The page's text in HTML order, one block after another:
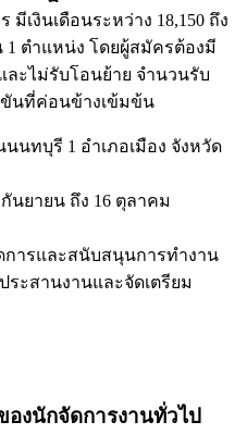
เงินเดือนระหว่าง 18,150 ถึง
1 ตำแหน่ง โดยผู้สมัครต้องมี
ะไม่รับโอนย้าย จำนวนรับ
นที่ค่อนข้างเข้มข้น
นนทบุรี 1 อำเภอเมือง จังหวัด
นยายน ถึง 16 ตุลาคม
การและสนับสนุนการทำงาน
ะสานงานและจัดเตรียม
งนักจัดการงานทั่วไป